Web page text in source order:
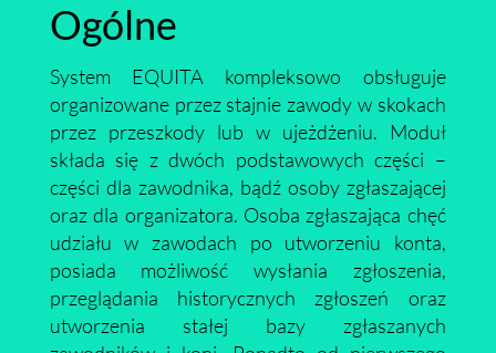
Ogólne
System EQUITA kompleksowo obsługuje
organizowane przez stajnie zawody w skokach
przez przeszkody lub w ujeżdżeniu. Moduł
składa się z dwóch podstawowych części –
części dla zawodnika, bądź osoby zgłaszającej
oraz dla organizatora. Osoba zgłaszająca chęć
udziału w zawodach po utworzeniu konta,
posiada możliwość wysłania zgłoszenia,
przeglądania historycznych zgłoszeń oraz
utworzenia stałej bazy zgłaszanych